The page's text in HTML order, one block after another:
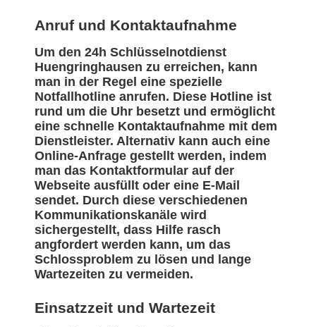
Anruf und Kontaktaufnahme
Um den 24h Schlüsselnotdienst
Huengringhausen zu erreichen, kann
man in der Regel eine spezielle
Notfallhotline anrufen. Diese Hotline ist
rund um die Uhr besetzt und ermöglicht
eine schnelle Kontaktaufnahme mit dem
Dienstleister. Alternativ kann auch eine
Online-Anfrage gestellt werden, indem
man das Kontaktformular auf der
Webseite ausfüllt oder eine E-Mail
sendet. Durch diese verschiedenen
Kommunikationskanäle wird
sichergestellt, dass Hilfe rasch
angfordert werden kann, um das
Schlossproblem zu lösen und lange
Wartezeiten zu vermeiden.
Einsatzzeit und Wartezeit